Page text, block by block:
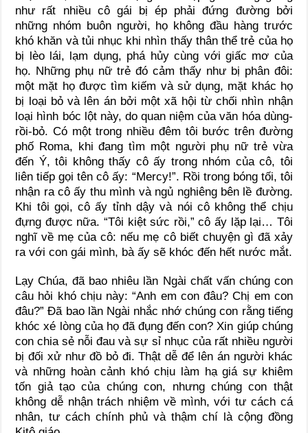
như rất nhiều cô gái bị ép phải đứng đường bởi
những nhóm buôn người, họ không đầu hàng trước
khó khăn và tủi nhục khi nhìn thấy thân thể trẻ của họ
bị lèo lái, lạm dụng, phá hủy cùng với giấc mơ của
họ. Những phụ nữ trẻ đó cảm thấy như bị phân đôi:
một mặt họ được tìm kiếm và sử dụng, mặt khác họ
bị loại bỏ và lên án bởi một xã hội từ chối nhìn nhận
loại hình bóc lột này, do quan niệm của văn hóa dùng-
rồi-bỏ. Có một trong nhiều đêm tôi bước trên đường
phố Roma, khi đang tìm một người phụ nữ trẻ vừa
đến Ý, tôi không thấy cô ấy trong nhóm của cô, tôi
liên tiếp gọi tên cô ấy: “Mercy!”. Rồi trong bóng tối, tôi
nhận ra cô ấy thu mình và ngủ nghiêng bên lề đường.
Khi tôi gọi, cô ấy tỉnh dậy và nói cô không thể chịu
đựng được nữa. “Tôi kiệt sức rồi,” cô ấy lặp lại… Tôi
nghĩ về mẹ của cô: nếu mẹ cô biết chuyện gì đã xảy
ra với con gái mình, bà ấy sẽ khóc đến hết nước mắt.
Lạy Chúa, đã bao nhiêu lần Ngài chất vấn chúng con
câu hỏi khó chịu này: “Anh em con đâu? Chị em con
đâu?” Đã bao lần Ngài nhắc nhớ chúng con rằng tiếng
khóc xé lòng của họ đã đụng đến con? Xin giúp chúng
con chia sẻ nỗi đau và sự sỉ nhục của rất nhiều người
bị đối xử như đồ bỏ đi. Thật dễ để lên án người khác
và những hoàn cảnh khó chịu làm hạ giá sự khiêm
tốn giả tạo của chúng con, nhưng chúng con thật
không dễ nhận trách nhiệm về mình, với tư cách cá
nhân, tư cách chính phủ và thậm chí là cộng đồng